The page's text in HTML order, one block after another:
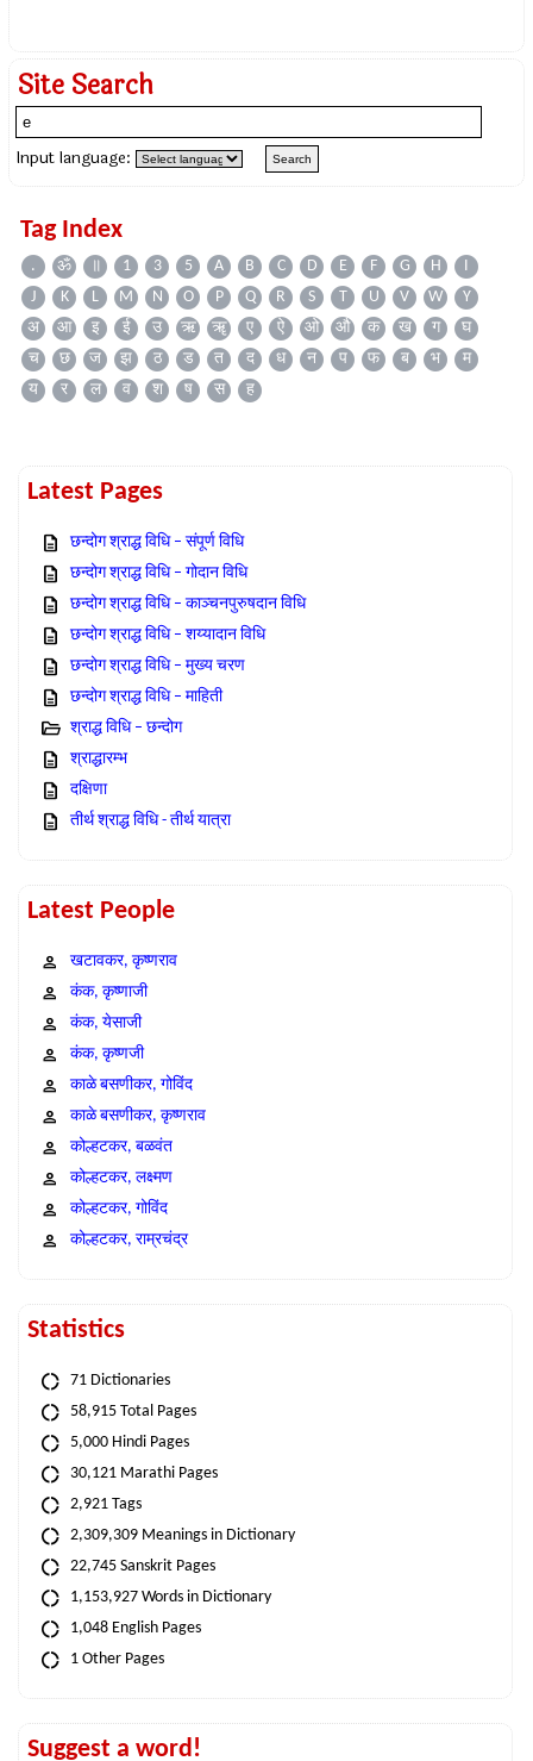
Site Search
Input language:
Tag Index
. ॐ ॥ 1 3 5 A B C D E F G H
I
J
K L M N O P Q R S T U V W
Y
अ
आ इ ई उ ऋ ॠ ए ऐ ओ औ क ख ग
घ
च
छ ज झ ठ ड त द ध न प फ ब भ
म
य
र ल व श ष स ह
Latest Pages
छन्दोग श्राद्ध विधि – संपूर्ण विधि
छन्दोग श्राद्ध विधि – गोदान विधि
छन्दोग श्राद्ध विधि – काञ्चनपुरुषदान विधि
छन्दोग श्राद्ध विधि – शय्यादान विधि
छन्दोग श्राद्ध विधि – मुख्य चरण
छन्दोग श्राद्ध विधि – माहिती
श्राद्ध विधि – छन्दोग
श्राद्धारम्भ
दक्षिणा
तीर्थ श्राद्ध विधि - तीर्थ यात्रा
Latest People
खटावकर, कृष्णराव
कंक, कृष्णाजी
कंक, येसाजी
कंक, कृष्णजी
काळे बसणीकर, गोविंद
काळे बसणीकर, कृष्णराव
कोल्हटकर, बळवंत
कोल्हटकर, लक्ष्मण
कोल्हटकर, गोविंद
कोल्हटकर, राम्रचंद्र
Statistics
71 Dictionaries
58,915 Total Pages
5,000 Hindi Pages
30,121 Marathi Pages
2,921 Tags
2,309,309 Meanings in Dictionary
22,745 Sanskrit Pages
1,153,927 Words in Dictionary
1,048 English Pages
1 Other Pages
Suggest a word!